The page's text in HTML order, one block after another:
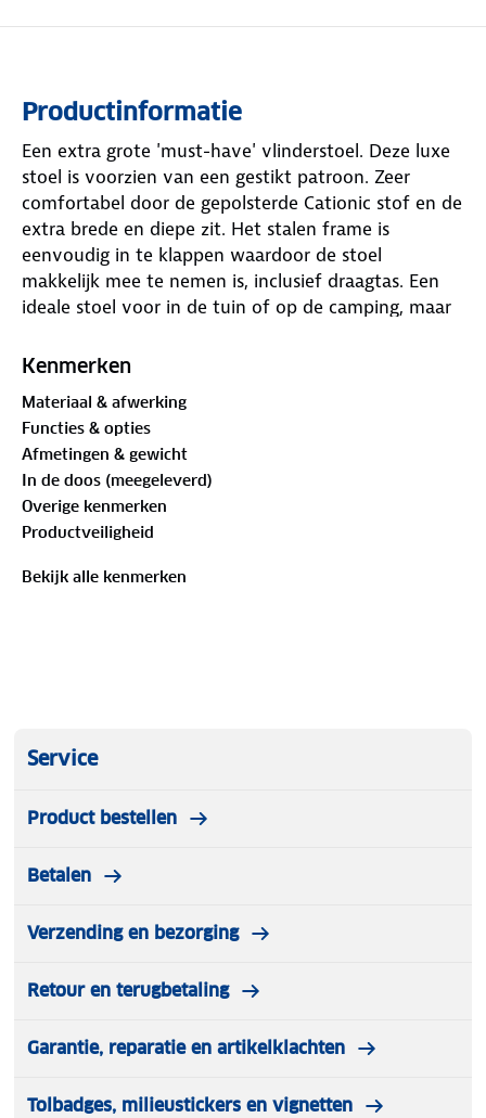
Productinformatie
Een extra grote 'must-have' vlinderstoel. Deze luxe
stoel is voorzien van een gestikt patroon. Zeer
comfortabel door de gepolsterde Cationic stof en de
extra brede en diepe zit. Het stalen frame is
eenvoudig in te klappen waardoor de stoel
makkelijk mee te nemen is, inclusief draagtas. Een
ideale stoel voor in de tuin of op de camping, maar
Kenmerken
Materiaal & afwerking
Functies & opties
Afmetingen & gewicht
In de doos (meegeleverd)
Overige kenmerken
Productveiligheid
Bekijk alle kenmerken
Service
Product bestellen
Betalen
Verzending en bezorging
Retour en terugbetaling
Garantie, reparatie en artikelklachten
Tolbadges, milieustickers en vignetten